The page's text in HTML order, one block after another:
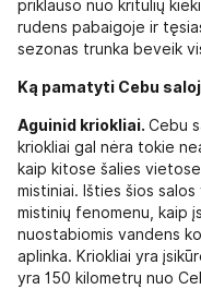
priklauso nuo kritulių
rudens pabaigoje ir
sezonas trunka beveik
Ką pamatyti Cebu
Aguinid kriokliai. Cebu
kriokliai gal nėra tokie
kaip kitose šalies
mistiniai. Išties šios
mistinių fenomenu, kaip
nuostabiomis vandens
aplinka. Kriokliai yra
yra 150 kilometrų nuo